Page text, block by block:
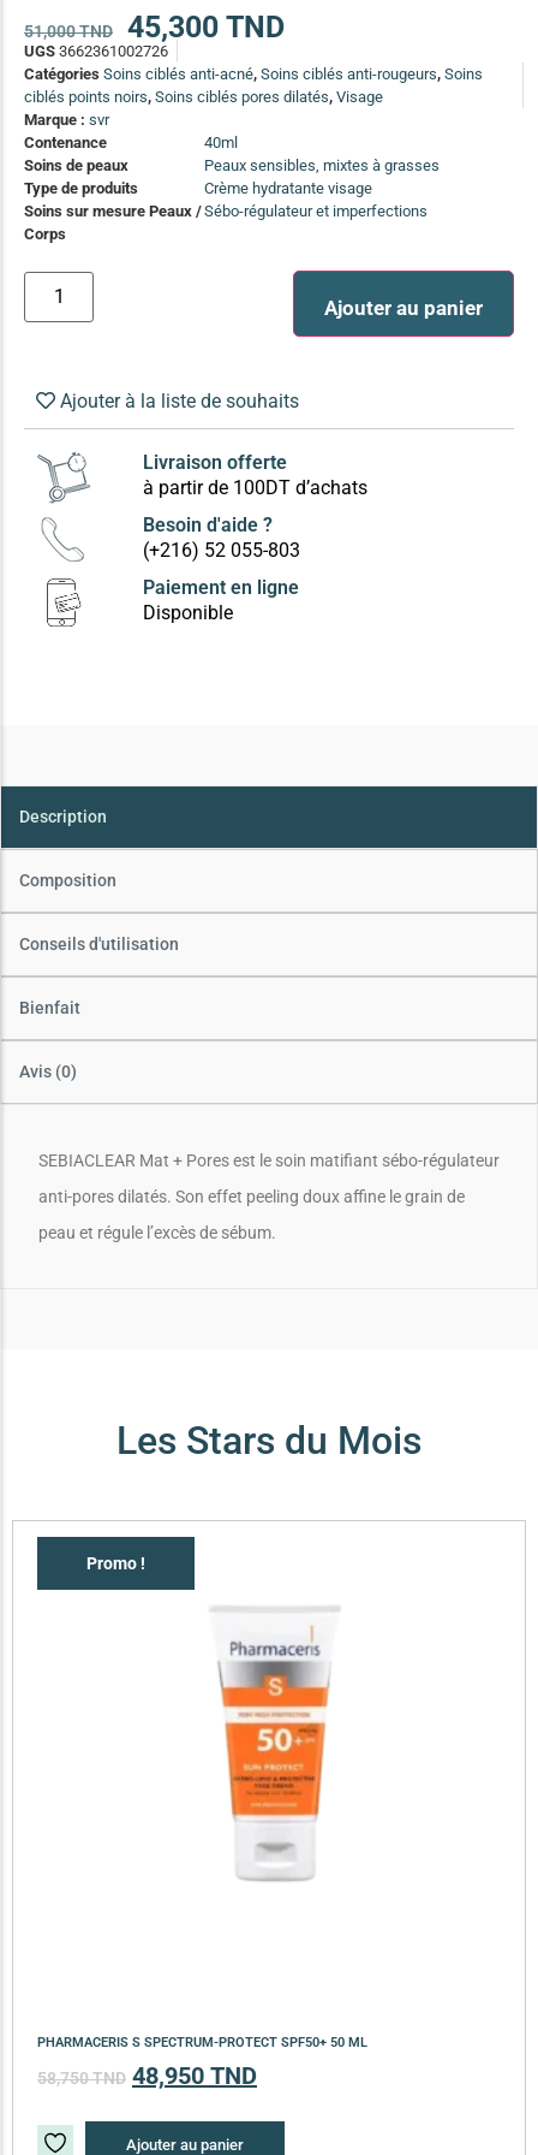
Soin anti-pelliculaire
Soin pointes cassantes et fourchues(12)
Soins Solaires Ciblés
Pour chaque type de peau, une solution
Soins cibés adultes(67)
Soins ciblés famille
Box à
51,000TND 45,300 TND
UGS 3662361002726
Catégories Soins ciblés anti-acné, Soins ciblés anti-rougeurs, Soins
ciblés points noirs, Soins ciblés pores dilatés, Visage
Marque : svr
Contenance
40ml
Soins de peaux
Peaux sensibles, mixtes à grasses
Type de produits
Crème hydratante visage
Soins sur mesure Peaux /
Corps
Sébo-régulateur et imperfections
Ajouter au panier
Ajouter à la liste de souhaits
Livraison offerte
à partir de 100DT d’achats
Besoin d'aide ?
(+216) 52 055-803
Paiement en ligne
Disponible
Bienfait
Conseils d'utilisation
Composition
Description
Avis (0)
SEBIACLEAR Mat + Pores est le soin matifiant sébo-régulateur
anti-pores dilatés. Son effet peeling doux affine le grain de
peau et régule l’excès de sébum.
Les Stars du Mois
Promo !
PHARMACERIS S SPECTRUM-PROTECT SPF50+ 50 ML
58,750TND 48,950 TND
Ajouter au panier